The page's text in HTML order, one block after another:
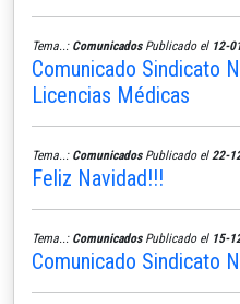
Tema..: ComunicadosPublicado el 12-
Comunicado Sindicato
Licencias Médicas
Tema..: ComunicadosPublicado el 22-
Feliz Navidad!!!
Tema..: ComunicadosPublicado el 15-
Comunicado Sindicato